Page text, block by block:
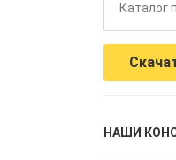
Каталог
НАШИ